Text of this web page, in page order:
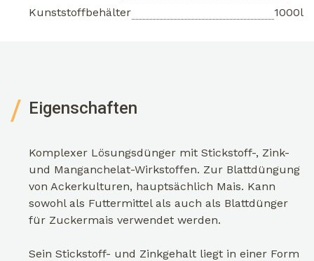
Kunststoffbehälter
1000l
Eigenschaften
Komplexer Lösungsdünger mit Stickstoff-, Zink-
und Manganchelat-Wirkstoffen. Zur Blattdüngung
von Ackerkulturen, hauptsächlich Mais. Kann
sowohl als Futtermittel als auch als Blattdünger
für Zuckermais verwendet werden.
Sein Stickstoff- und Zinkgehalt liegt in einer Form